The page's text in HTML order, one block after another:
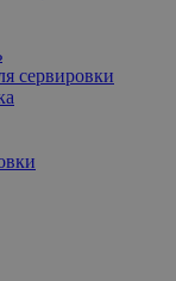
сервировки